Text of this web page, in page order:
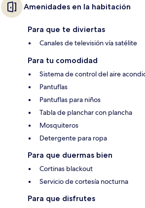
Amenidades en la habitación
Para que te diviertas
Canales de televisión vía satélite
Para tu comodidad
Sistema de control del aire
Pantuflas
Pantuflas para niños
Tabla de planchar con plancha
Mosquiteros
Detergente para ropa
Para que duermas bien
Cortinas blackout
Servicio de cortesía nocturna
Para que disfrutes